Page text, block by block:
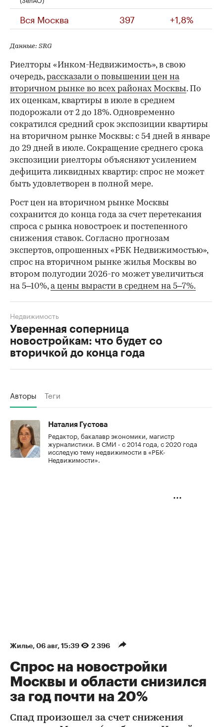
Вся Москва 397 +1,8%
Данные: SRG
Риелторы «Инком-Недвижимость», в свою
очередь,рассказали о повышении цен на
вторичном рынке во всех районах Москвы. По
их оценкам, квартиры в июле в среднем
подорожали от 2 до 18%. Одновременно
сократился средний срок экспозиции квартиры
на вторичном рынке Москвы: с 54 дней в январе
до 29 дней в июле. Сокращение среднего срока
экспозиции риелторы объясняют усилением
дефицита ликвидных квартир: спрос не может
быть удовлетворен в полной мере.
Рост цен на вторичном рынке Москвы
сохранится до конца года за счет перетекания
спроса с рынка новостроек и постепенного
снижения ставок. Согласно прогнозам
экспертов, опрошенных «РБК Недвижимостью»,
спрос на вторичном рынке жилья Москвы во
втором полугодии 2026-го может увеличиться
на 5–10%,а цены вырасти в среднем на 5–7%.
Уверенная соперница
новостройкам: что будет со
вторичкой до конца года
Недвижимость
Авторы Теги
Наталия Густова
Редактор, бакалавр экономики, магистр
журналистики. В СМИ - с 2014 года, с 2020 года
исследую тему недвижимости в «РБК-
Недвижимости».
Жилье⁠, 06 авг, 15:39 2 396
Спрос на новостройки
Москвы и области снизился
за год почти на 20%
Спад произошел за счет снижения